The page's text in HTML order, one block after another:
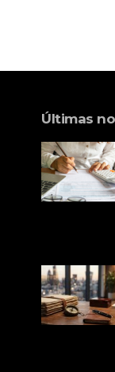
Últimas